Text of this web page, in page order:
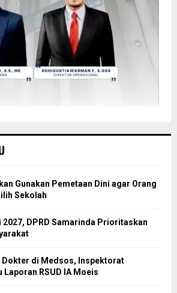
Gunakan Pemetaan Dini agar Orang
Sekolah
DPRD Samarinda Prioritaskan
di Medsos, Inspektorat
RSUD IA Moeis